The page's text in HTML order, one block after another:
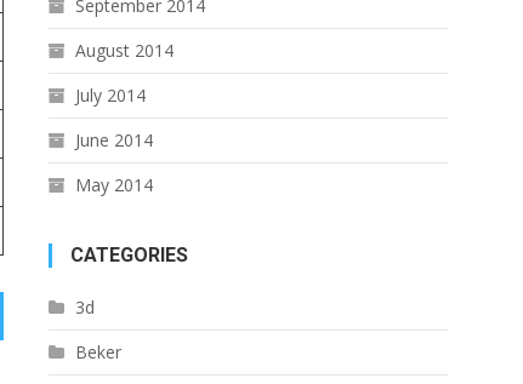
September 2014
August 2014
July 2014
June 2014
May 2014
CATEGORIES
3d
Beker